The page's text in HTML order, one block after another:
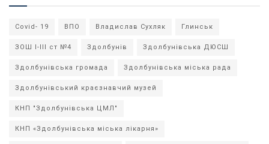
Covid- 19 ВПО Владислав Сухляк Глинськ
ЗОШ І-ІІІ ст №4 Здолбунів Здолбунівська ДЮСШ
Здолбунівська громада Здолбунівська міська рада
Здолбунівський краєзнавчий музей
КНП "Здолбунівська ЦМЛ"
КНП «Здолбунівська міська лікарня»